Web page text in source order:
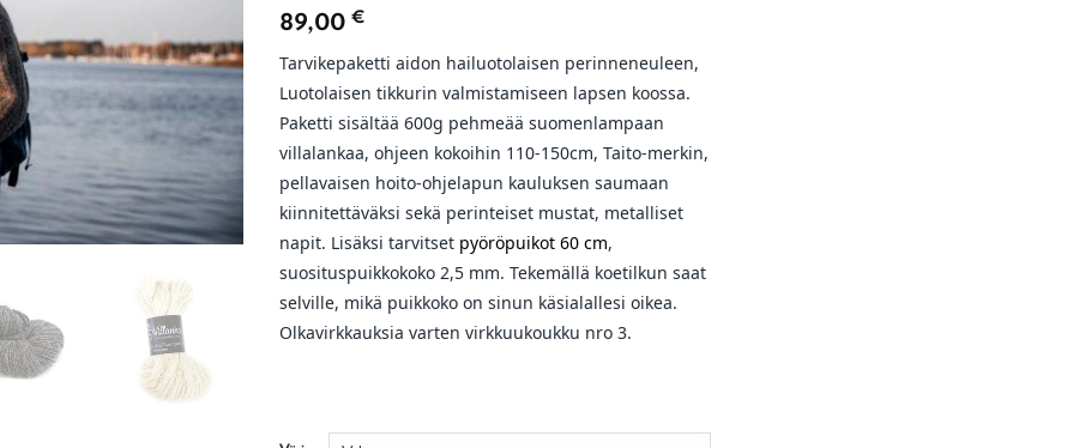
89,00 €
Tarvikepaketti aidon hailuotolaisen perinneneuleen,
Luotolaisen tikkurin valmistamiseen lapsen koossa.
Paketti sisältää 600g pehmeää suomenlampaan
villalankaa, ohjeen kokoihin 110-150cm, Taito-merkin,
pellavaisen hoito-ohjelapun kauluksen saumaan
kiinnitettäväksi sekä perinteiset mustat, metalliset
napit. Lisäksi tarvitset pyöröpuikot 60 cm,
suosituspuikkokoko 2,5 mm. Tekemällä koetilkun saat
selville, mikä puikkoko on sinun käsialallesi oikea.
Olkavirkkauksia varten virkkuukoukku nro 3.